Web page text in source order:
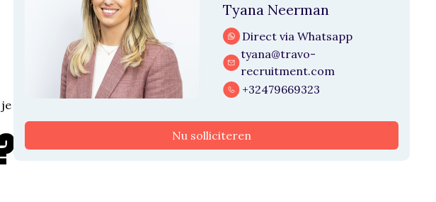
Tyana Neerman
Direct via Whatsapp
tyana@travo-
recruitment.com
+32479669323
Nu solliciteren